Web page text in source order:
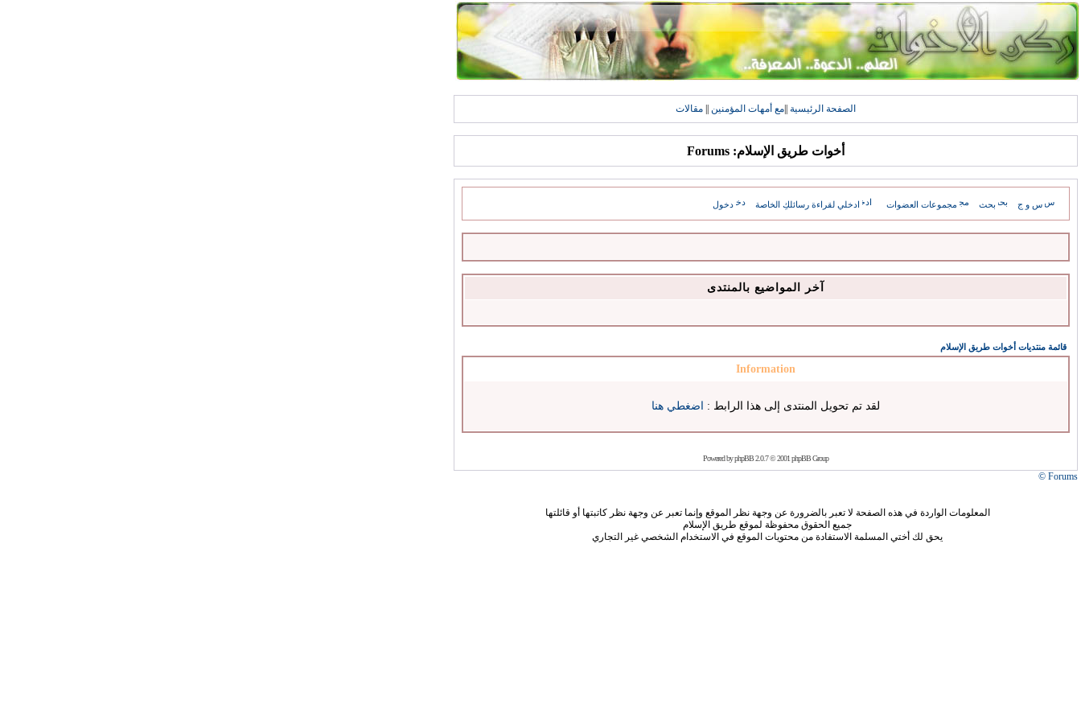
الصفحة الرئيسية مع أمهات المؤمنين مقالات
أخوات طريق الإسلام: Forums
س و ج بحث مجموعات العضوات ادخلي لقراءة رسائلكِ الخاصة دخول
آخر المواضيع بالمنتدى
قائمة منتديات أخوات طريق الإسلام
Information
لقد تم تحويل المنتدى إلى هذا الرابط : اضغطي هنا
Powered byphpBB2.0.7 © 2001 phpBB Group
Forums ©
المعلومات الواردة في هذه الصفحة لا تعبر بالضرورة عن وجهة نظر الموقع وإنما تعبر عن وجهة نظر كاتبتها أو قائلتها
جميع الحقوق محفوظة لموقع طريق الإسلام
يحق لك أختي المسلمة الاستفادة من محتويات الموقع في الاستخدام الشخصي غير التجاري